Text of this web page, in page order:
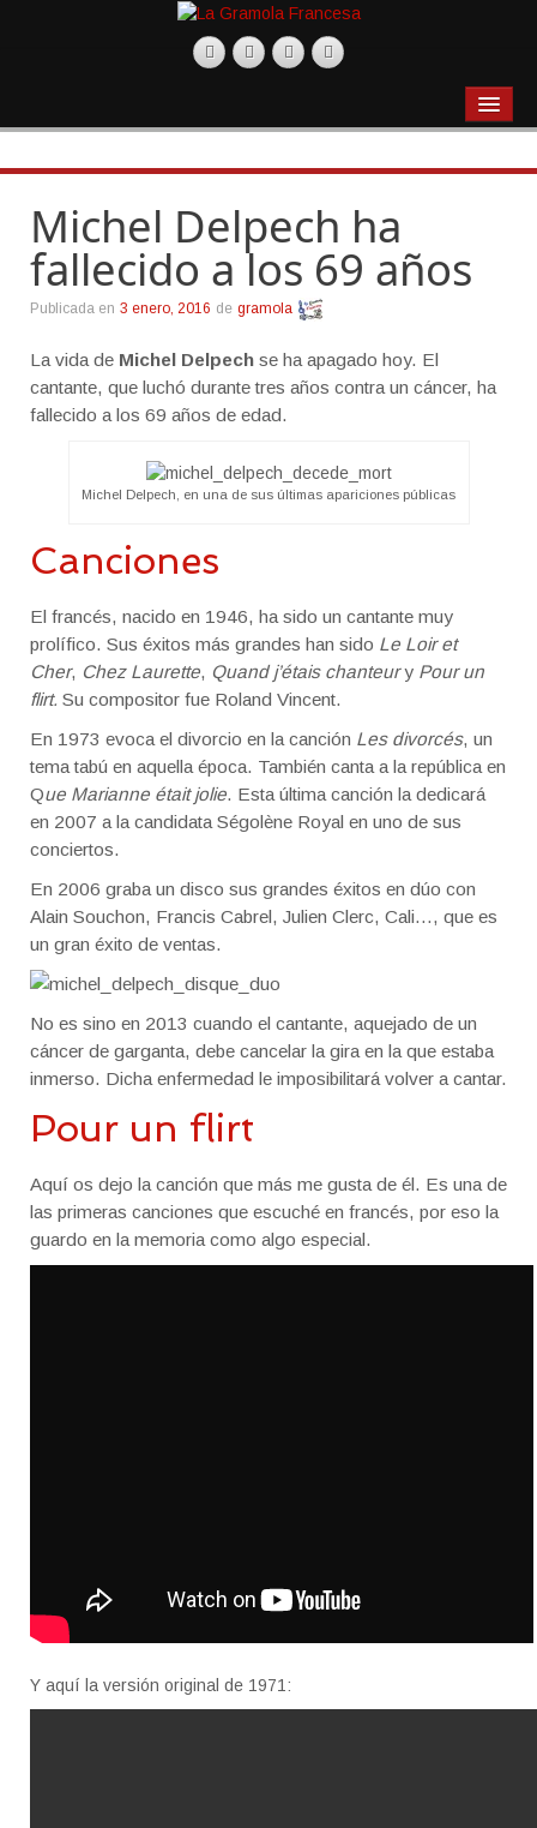
Gastronomía
Productos
Recetas
Restaurantes
Música
Varios
AGENDA
CONTACTO
Michel Delpech ha
fallecido a los 69 años
Publicada en 3 enero, 2016 de gramola
La vida de Michel Delpech se ha apagado hoy. El
cantante, que luchó durante tres años contra un cáncer, ha
fallecido a los 69 años de edad.
Michel Delpech, en una de sus últimas apariciones públicas
Canciones
El francés, nacido en 1946, ha sido un cantante muy
prolífico. Sus éxitos más grandes han sido Le Loir et
Cher, Chez Laurette, Quand j’étais chanteury Pour un
flirt. Su compositor fue Roland Vincent.
En 1973 evoca el divorcio en la canción Les divorcés, un
tema tabú en aquella época. También canta a la república en
Que Marianne était jolie. Esta última canción la dedicará
en 2007 a la candidata Ségolène Royal en uno de sus
conciertos.
En 2006 graba un disco sus grandes éxitos en dúo con
Alain Souchon, Francis Cabrel, Julien Clerc, Cali…, que es
un gran éxito de ventas.
No es sino en 2013 cuando el cantante, aquejado de un
cáncer de garganta, debe cancelar la gira en la que estaba
inmerso. Dicha enfermedad le imposibilitará volver a cantar.
Pour un flirt
Aquí os dejo la canción que más me gusta de él. Es una de
las primeras canciones que escuché en francés, por eso la
guardo en la memoria como algo especial.
Y aquí la versión original de 1971: